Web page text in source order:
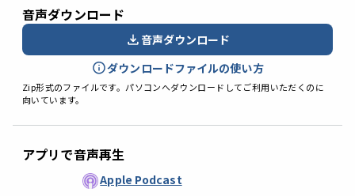
音声ダウンロード
音声ダウンロード
ダウンロードファイルの使い方
Zip形式のファイルです。パソコンへダウンロードしてご利用いただくのに
向いています。
アプリで音声再生
Apple Podcast